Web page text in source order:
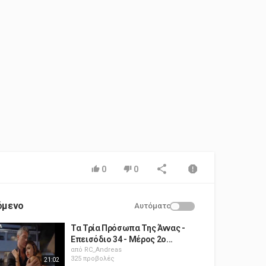
0 0
Αυτόματο
21:02
Τα Τρία Πρόσωπα Της Άννας -
Επεισόδιο 34 - Μέρος 2ο...
από RC_Andreas
325 προβολές